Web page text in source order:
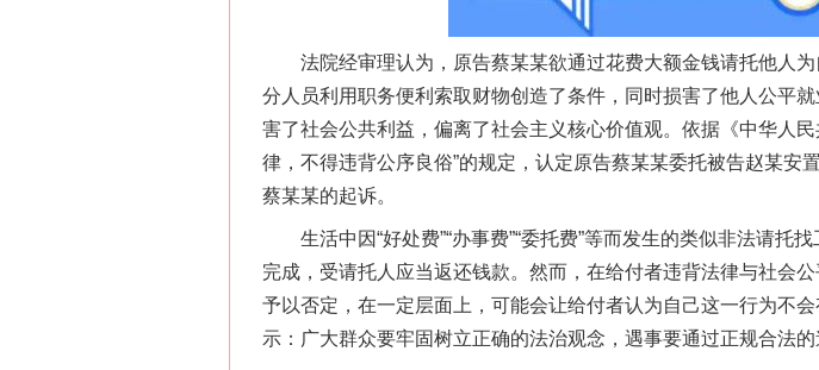
法院经审理认为，原告蔡某某欲通过花费大额金钱请托他人为
分人员利用职务便利索取财物创造了条件，同时损害了他人公平
害了社会公共利益，偏离了社会主义核心价值观。依据《中华人
律，不得违背公序良俗”的规定，认定原告蔡某某委托被告赵某
蔡某某的起诉。
生活中因“好处费”“办事费”“委托费”等而发生的类似非法请托
完成，受请托人应当返还钱款。然而，在给付者违背法律与社会
予以否定，在一定层面上，可能会让给付者认为自己这一行为不
示：广大群众要牢固树立正确的法治观念，遇事要通过正规合法
网上购药对药下症？
茶叶“炒